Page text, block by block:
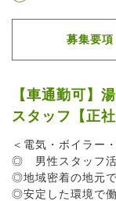
募集要項
【車通勤可】
スタッフ【正
＜電気・ボイラー
◎ 男性スタッフ活
◎地域密着の地元
◎安定した環境で